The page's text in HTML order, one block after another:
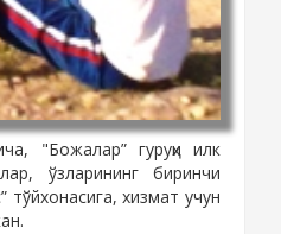
"Божалар” гуруҳи илк
ўзларининг биринчи
тўйхонасига, хизмат учун